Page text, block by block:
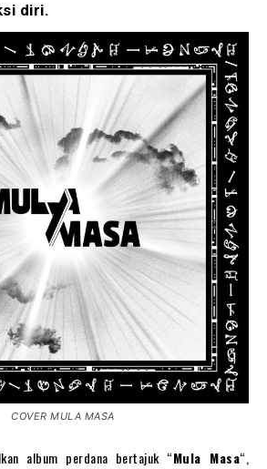
diri.
COVER MULA MASA
album perdana bertajuk “Mula Masa“,